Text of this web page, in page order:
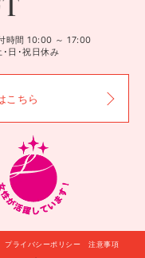
時間 10:00 ～ 17:00
･日･祝日休み
こちら
プライバシーポリシー 注意事項